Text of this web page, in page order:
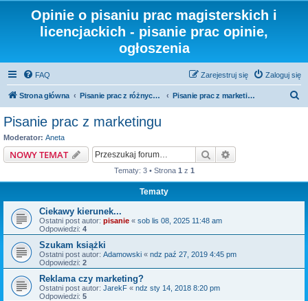
Opinie o pisaniu prac magisterskich i
licencjackich - pisanie prac opinie,
ogłoszenia
FAQ Zaloguj się
Zarejestruj się
Strona główna Pisanie prac z różnych dziedzin i kierunków Pisanie prac z marketingu
Pisanie prac z marketingu
Moderator: Aneta
NOWY TEMAT Szukaj
Tematy: 3 • Strona 1 z 1
Tematy
Ciekawy kierunek...
Ostatni post autor: pisanie « sob lis 08, 2025 11:48 am
Odpowiedzi: 4
Szukam książki
Ostatni post autor: Adamowski « ndz paź 27, 2019 4:45 pm
Odpowiedzi: 2
Reklama czy marketing?
Ostatni post autor: JarekF « ndz sty 14, 2018 8:20 pm
Odpowiedzi: 5